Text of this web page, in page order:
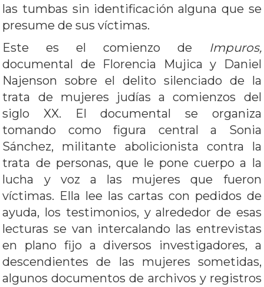
las tumbas sin identificación alguna que se
presume de sus víctimas.
Este es el comienzo de
Impuros,
documental de Florencia Mujica y Daniel
Najenson sobre el delito silenciado de la
trata de mujeres judías a comienzos del
siglo XX. El documental se organiza
tomando como figura central a Sonia
Sánchez, militante abolicionista contra la
trata de personas, que le pone cuerpo a la
lucha y voz a las mujeres que fueron
víctimas. Ella lee las cartas con pedidos de
ayuda, los testimonios, y alrededor de esas
lecturas se van intercalando las entrevistas
en plano fijo a diversos investigadores, a
descendientes de las mujeres sometidas,
algunos documentos de archivos y registros